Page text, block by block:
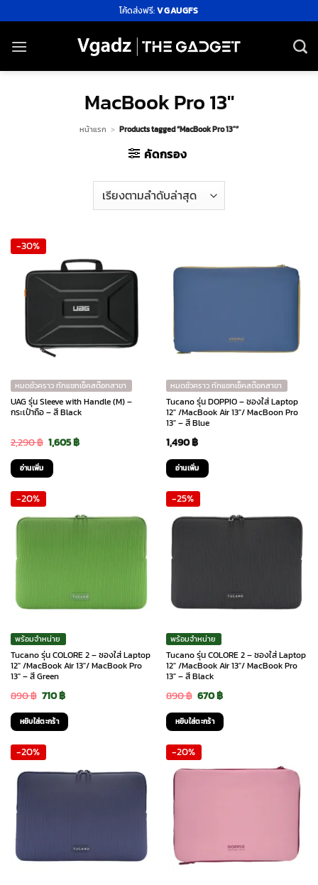
ไป
ยัง
โค้ดส่งฟรี:VGAUGFS
MacBook Pro 13″
หน้าแรก > Products tagged “MacBook Pro 13″”
คัดกรอง
-30%
หมดชั่วคราว ทักแชทเช็คสต๊อกสาขา
UAG รุ่น Sleeve with Handle (M) –
กระเป๋าถือ – สี Black
2,290฿ Original
price
was:
1,605฿Current
อ่านเพิ่ม
หมดชั่วคราว ทักแชทเช็คสต๊อกสาขา
Tucano รุ่น DOPPIO – ซองใส่ Laptop
12″ /MacBook Air 13″/ MacBoon Pro
13″ – สี Blue
1,490฿
อ่านเพิ่ม
-20%
พร้อมจำหน่าย
Tucano รุ่น COLORE 2 – ซองใส่ Laptop
12″ /MacBook Air 13″/ MacBook Pro
13″ – สี Green
890฿ Original
price
was:
890 ฿.
710฿Current
price
is:
หยิบใส่ตะกร้า
-25%
พร้อมจำหน่าย
Tucano รุ่น COLORE 2 – ซองใส่ Laptop
12″ /MacBook Air 13″/ MacBook Pro
13″ – สี Black
890฿ Original
price
was:
890 ฿.
670฿Current
price
หยิบใส่ตะกร้า
-20% -20%